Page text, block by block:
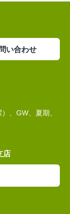
い合わせ
、GW、夏期、
店